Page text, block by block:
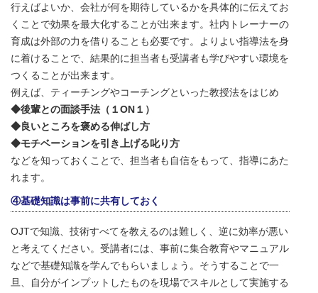
行えばよいか、会社が何を期待しているかを具体的に伝えてお
くことで効果を最大化することが出来ます。社内トレーナーの
育成は外部の力を借りることも必要です。よりよい指導法を身
に着けることで、結果的に担当者も受講者も学びやすい環境を
つくることが出来ます。
例えば、ティーチングやコーチングといった教授法をはじめ
◆後輩との面談手法（１ON１）
◆良いところを褒める伸ばし方
◆モチベーションを引き上げる叱り方
などを知っておくことで、担当者も自信をもって、指導にあた
れます。
④基礎知識は事前に共有しておく
OJTで知識、技術すべてを教えるのは難しく、逆に効率が悪い
と考えてください。受講者には、事前に集合教育やマニュアル
などで基礎知識を学んでもらいましょう。そうすることで一
旦、自分がインプットしたものを現場でスキルとして実施する